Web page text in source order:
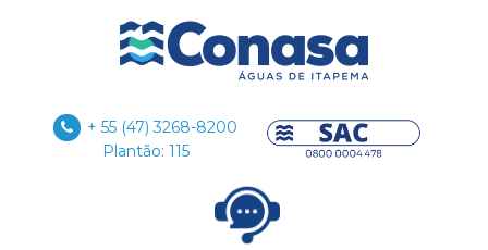
+ 55 (47) 3268-8200
Plantão: 115